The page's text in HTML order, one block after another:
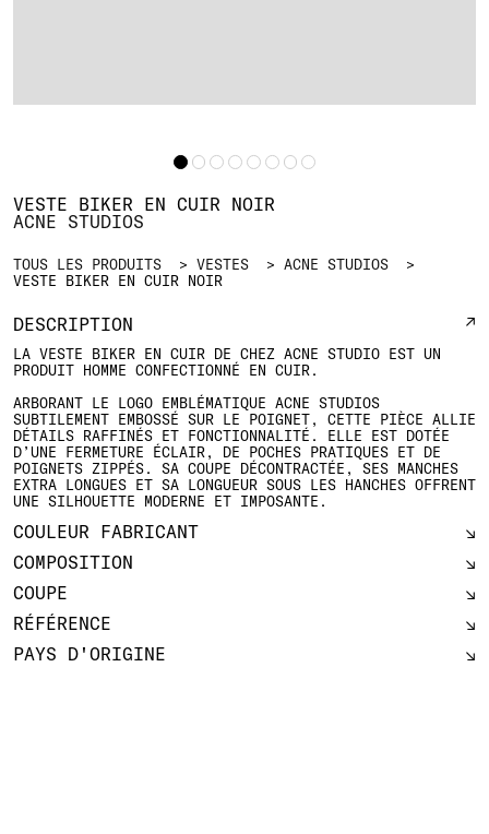
TOUS LES PRODUITS VESTES
ACNE STUDIOS
VESTE BIKER EN CUIR NOIR
VESTE BIKER EN CUIR NOIR
ACNE STUDIOS
DESCRIPTION
LA VESTE BIKER EN CUIR DE CHEZ ACNE STUDIO EST UN
PRODUIT HOMME CONFECTIONNÉ EN CUIR.
ARBORANT LE LOGO EMBLÉMATIQUE ACNE STUDIOS
SUBTILEMENT EMBOSSÉ SUR LE POIGNET, CETTE PIÈCE ALLIE
DÉTAILS RAFFINÉS ET FONCTIONNALITÉ. ELLE EST DOTÉE
D’UNE FERMETURE ÉCLAIR, DE POCHES PRATIQUES ET DE
POIGNETS ZIPPÉS. SA COUPE DÉCONTRACTÉE, SES MANCHES
EXTRA LONGUES ET SA LONGUEUR SOUS LES HANCHES OFFRENT
UNE SILHOUETTE MODERNE ET IMPOSANTE.
COULEUR FABRICANT
COMPOSITION
COUPE
RÉFÉRENCE
PAYS D'ORIGINE